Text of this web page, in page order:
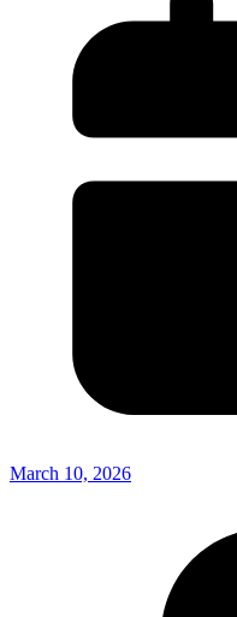
March 10, 2026